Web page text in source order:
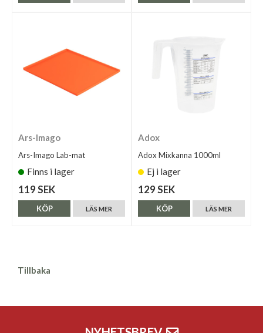
Ars-Imago
Ars-Imago Lab-mat
Finns i lager
119 SEK
LÄS MER
KÖP
Adox
Adox Mixkanna 1000ml
Ej i lager
129 SEK
LÄS MER
KÖP
Tillbaka